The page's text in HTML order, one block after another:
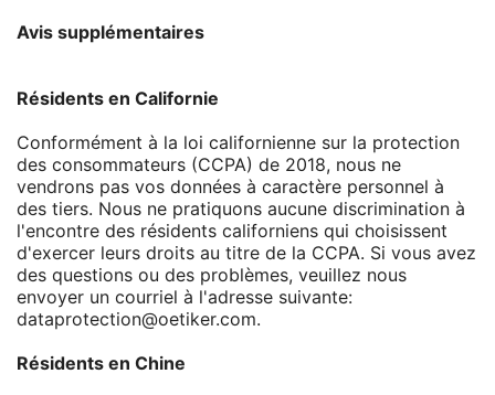
Avis supplémentaires
Résidents en Californie
Conformément à la loi californienne sur la protection
des consommateurs (CCPA) de 2018, nous ne
vendrons pas vos données à caractère personnel à
des tiers. Nous ne pratiquons aucune discrimination à
l'encontre des résidents californiens qui choisissent
d'exercer leurs droits au titre de la CCPA. Si vous avez
des questions ou des problèmes, veuillez nous
envoyer un courriel à l'adresse suivante:
dataprotection@oetiker.com.
Résidents en Chine